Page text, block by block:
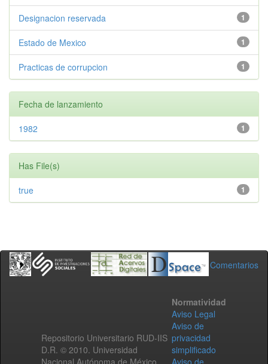
1
Designacion reservada
1
Estado de Mexico
1
Practicas de corrupcion
Fecha de lanzamiento
1
1982
Has File(s)
1
true
Comentarios
Repositorio Universitario RUD-IIS
D.R. © 2010. Universidad
Nacional Autónoma de México.
Normatividad
Aviso Legal
Aviso de
privacidad
simplificado
Aviso de